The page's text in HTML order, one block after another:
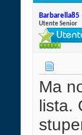
Barbarella85
Utente Senior
Ma
lista.